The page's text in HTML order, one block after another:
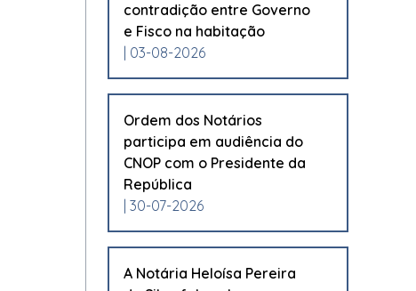
contradição entre Governo
e Fisco na habitação
| 03-08-2026
Ordem dos Notários
participa em audiência do
CNOP com o Presidente da
República
| 30-07-2026
A Notária Heloísa Pereira